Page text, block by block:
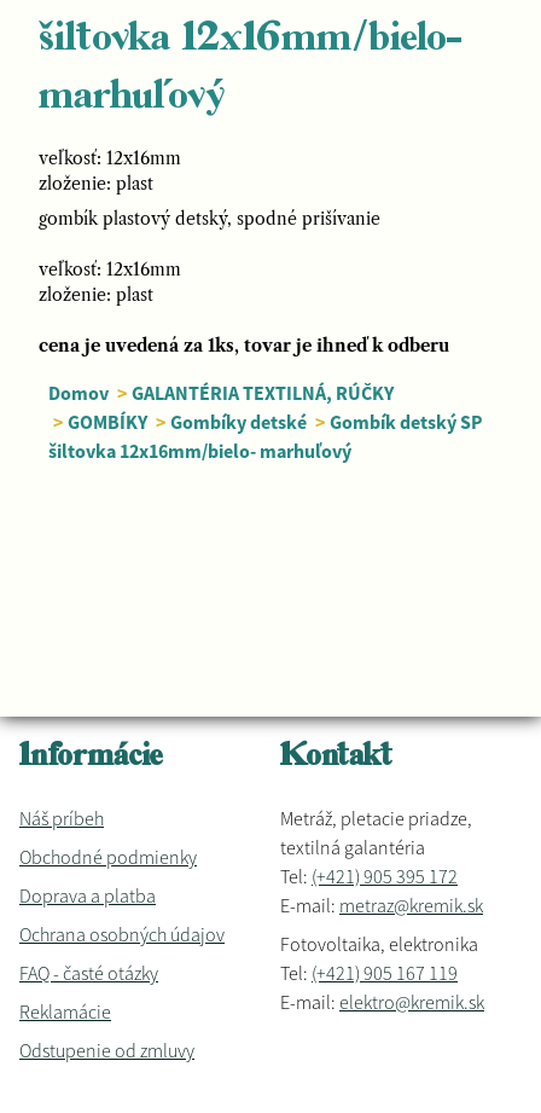
šiltovka 12x16mm/bielo-
marhuľový
veľkosť: 12x16mm
zloženie: plast
gombík plastový detský, spodné prišívanie
veľkosť: 12x16mm
zloženie: plast
cena je uvedená za 1ks, tovar je ihneď k odberu
Domov > GALANTÉRIA TEXTILNÁ, RÚČKY
> GOMBÍKY > Gombíky detské > Gombík detský SP
šiltovka 12x16mm/bielo- marhuľový
Informácie
Náš príbeh
Obchodné podmienky
Doprava a platba
Ochrana osobných údajov
FAQ - časté otázky
Reklamácie
Odstupenie od zmluvy
Kontakt
Metráž, pletacie priadze,
textilná galantéria
Tel: (+421) 905 395 172
E-mail: metraz@kremik.sk
Fotovoltaika, elektronika
Tel: (+421) 905 167 119
E-mail: elektro@kremik.sk